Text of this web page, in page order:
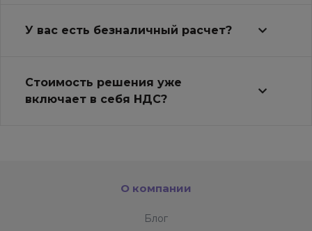
У вас есть безналичный расчет?
Стоимость решения уже
включает в себя НДС?
О компании
Блог